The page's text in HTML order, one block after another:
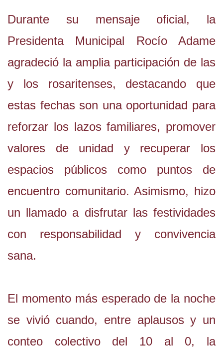
Durante su mensaje oficial, la
Presidenta Municipal Rocío Adame
agradeció la amplia participación de las
y los rosaritenses, destacando que
estas fechas son una oportunidad para
reforzar los lazos familiares, promover
valores de unidad y recuperar los
espacios públicos como puntos de
encuentro comunitario. Asimismo, hizo
un llamado a disfrutar las festividades
con responsabilidad y convivencia
sana.
El momento más esperado de la noche
se vivió cuando, entre aplausos y un
conteo colectivo del 10 al 0, la